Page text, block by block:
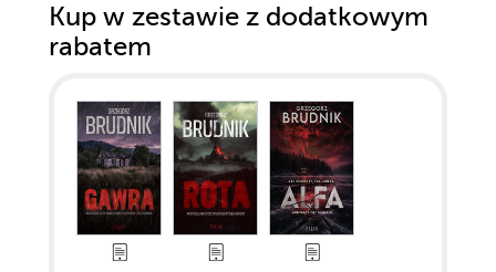
Kup w zestawie z dodatkowym
rabatem